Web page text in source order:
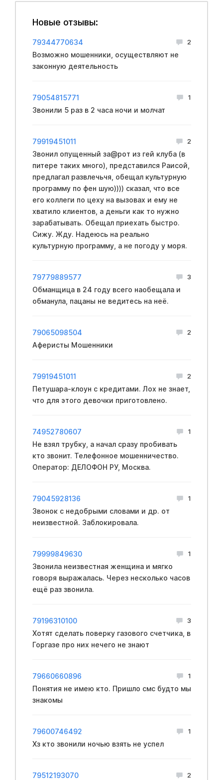
Новые отзывы:
79344770634 2
Возможно мошенники, осуществляют не
законную деятельность
79054815771 1
Звонили 5 раз в 2 часа ночи и молчат
79919451011 2
Звонил опущенный за@рот из гей клуба (в
питере таких много), представился Раисой,
предлагал развлечьчя, обещал культурную
программу по фен шую)))) сказал, что все
его коллеги по цеху на вызовах и ему не
хватило клиентов, а деньги как то нужно
зарабатывать. Обещал приехать быстро.
Сижу. Жду. Надеюсь на реально
культурную программу, а не погоду у моря.
79779889577 3
Обманщица в 24 году всего наобещала и
обманула, пацаны не ведитесь на неё.
79065098504 2
Аферисты Мошенники
79919451011 2
Петушара-клоун с кредитами. Лох не знает,
что для этого девочки приготовлено.
74952780607 1
Не взял трубку, а начал сразу пробивать
кто звонит. Телефонное мошенничество.
Оператор: ДЕЛОФОН РУ, Москва.
79045928136 1
Звонок с недобрыми словами и др. от
неизвестной. Заблокировала.
79999849630 1
Звонила неизвестная женщина и мягко
говоря выражалась. Через несколько часов
ещё раз звонила.
79196310100 3
Хотят сделать поверку газового счетчика, в
Горгазе про них нечего не знают
79660660896 1
Понятия не имею кто. Пришло cмс будто мы
знакомы
79600746492 1
Хз кто звонили ночью взять не успел
79512193070 2